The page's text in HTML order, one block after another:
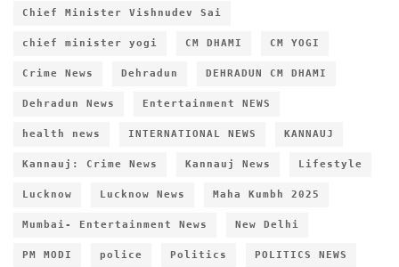
Chief Minister Vishnudev Sai
chief minister yogi CM DHAMI CM YOGI
Crime News Dehradun DEHRADUN CM DHAMI
Dehradun News Entertainment NEWS
health news INTERNATIONAL NEWS KANNAUJ
Kannauj: Crime News Kannauj News Lifestyle
Lucknow Lucknow News Maha Kumbh 2025
Mumbai- Entertainment News New Delhi
PM MODI police Politics POLITICS NEWS